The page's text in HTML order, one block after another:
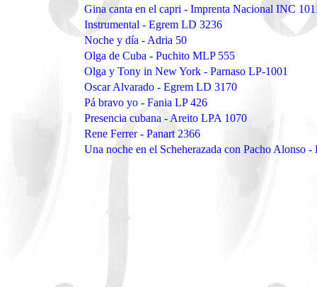
Gina canta en el capri - Imprenta Nacional INC
Instrumental - Egrem LD 3236
Noche y día - Adria 50
Olga de Cuba - Puchito MLP 555
Olga y Tony in New York - Parnaso LP-1001
Oscar Alvarado - Egrem LD 3170
Pá bravo yo - Fania LP 426
Presencia cubana - Areito LPA 1070
Rene Ferrer - Panart 2366
Una noche en el Scheherazada con Pacho Alonso